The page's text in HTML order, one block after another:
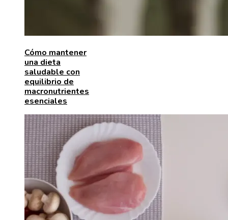
Cómo mantener
una dieta
saludable con
equilibrio de
macronutrientes
esenciales